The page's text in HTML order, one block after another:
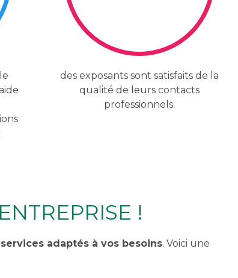
des exposants sont satisfaits de la
qualité de leurs contacts
professionnels.
!
services adaptés à vos besoins. Voici une